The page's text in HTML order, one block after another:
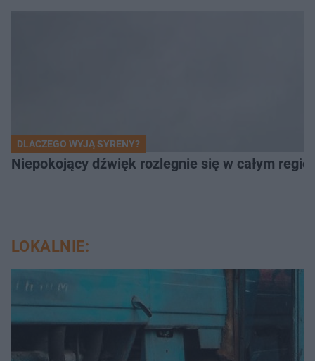
DLACZEGO WYJĄ SYRENY?
Niepokojący dźwięk rozlegnie się w całym
LOKALNIE: